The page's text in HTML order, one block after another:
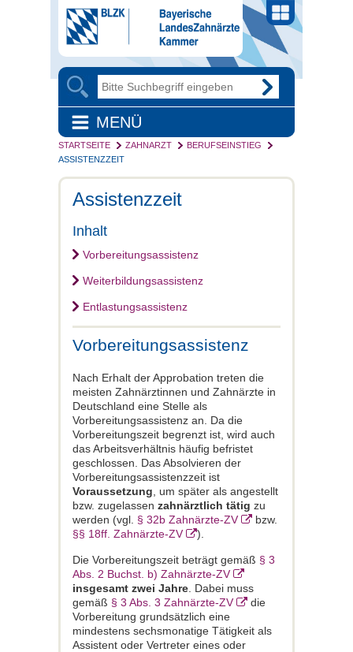
MENÜ
STARTSEITE ZAHNARZT
BERUFSEINSTIEG
ASSISTENZZEIT
Assistenzzeit
Inhalt
Vorbereitungsassistenz
Weiterbildungsassistenz
Entlastungsassistenz
Vorbereitungsassistenz
Nach Erhalt der Approbation treten die
meisten Zahnärztinnen und Zahnärzte in
Deutschland eine Stelle als
Vorbereitungsassistenz an. Da die
Vorbereitungszeit begrenzt ist, wird auch
das Arbeitsverhältnis häufig befristet
geschlossen. Das Absolvieren der
Vorbereitungsassistenzzeit ist
Voraussetzung , um später als angestellt
bzw. zugelassen zahnärztlich tätig zu
werden (vgl. § 32b Zahnärzte-ZV
bzw.
§§ 18ff. Zahnärzte-ZV
).
Die Vorbereitungszeit beträgt gemäß § 3
Abs. 2 Buchst. b) Zahnärzte-ZV
insgesamt zwei Jahre . Dabei muss
gemäß § 3 Abs. 3 Zahnärzte-ZV
die
Vorbereitung grundsätzlich eine
mindestens sechsmonatige Tätigkeit als
Assistent oder Vertreter eines oder